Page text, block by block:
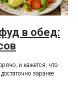
в обед:
и кажется, что
заранее